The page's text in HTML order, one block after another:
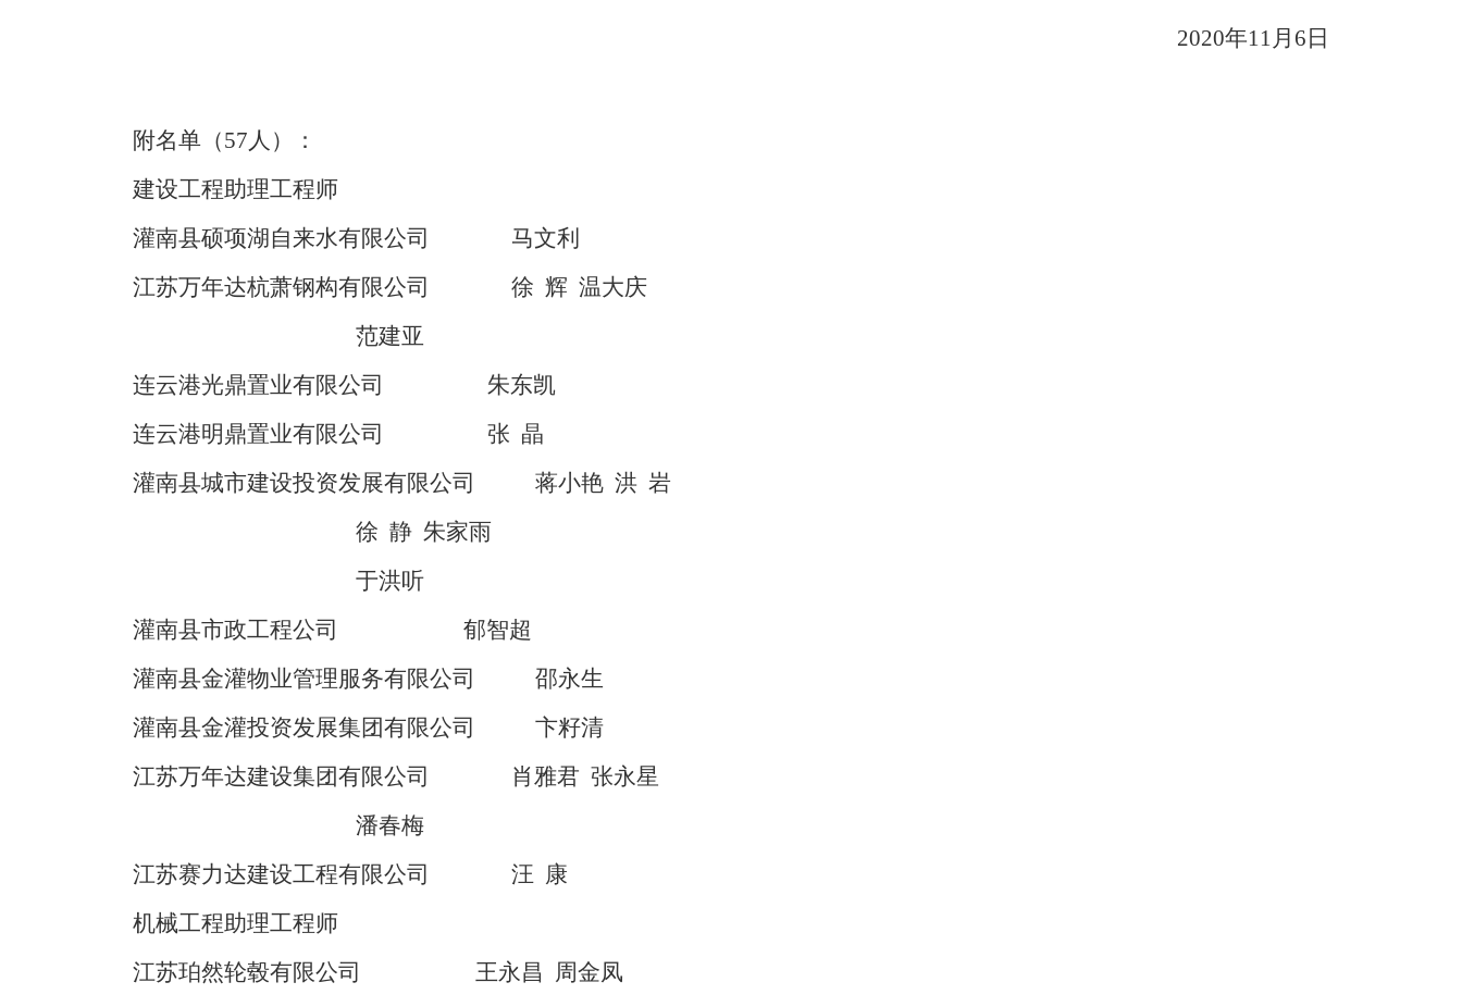
2020年11月 6 日
附名单（57人）：
建设工程助理工程师
灌南县硕项湖自来水有限公司
马文利
江苏万年达杭萧钢构有限公司
徐 辉 温大庆
范建亚
连云港光鼎置业有限公司
朱东凯
连云港明鼎置业有限公司
张 晶
灌南县城市建设投资发展有限公司
蒋小艳 洪 岩
徐 静 朱家雨
于洪听
灌南县市政工程公司
郁智超
灌南县金灌物业管理服务有限公司
邵永生
灌南县金灌投资发展集团有限公司
卞籽清
江苏万年达建设集团有限公司
肖雅君 张永星
潘春梅
江苏赛力达建设工程有限公司
汪 康
机械工程助理工程师
江苏珀然轮毂有限公司
王永昌
周金凤